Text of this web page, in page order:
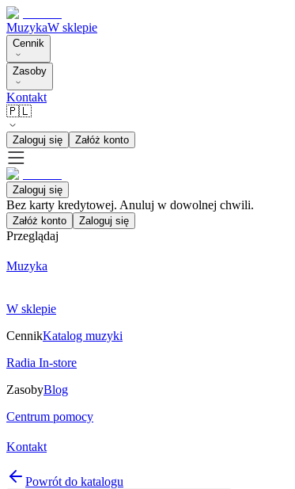
MuzykaW sklepie
Cennik
Zasoby
Kontakt
🇵🇱
Zaloguj się Załóż konto
Zaloguj się
Bez karty kredytowej. Anuluj w dowolnej chwili.
Załóż konto Zaloguj się
Przeglądaj
Muzyka
W sklepie
CennikKatalog muzyki
Radia In-store
ZasobyBlog
Centrum pomocy
Kontakt
Powrót do katalogu